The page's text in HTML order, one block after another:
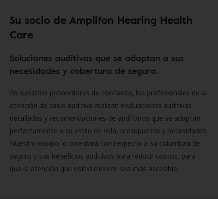
Su socio de Amplifon Hearing Health
Care
Soluciones auditivas que se adaptan a sus
necesidades y cobertura de seguro.
En nuestros proveedores de confianza, los profesionales de la
atención de salud auditiva realizan evaluaciones auditivas
detalladas y recomendaciones de audífonos que se adaptan
perfectamente a su estilo de vida, presupuesto y necesidades.
Nuestro equipo lo orientará con respecto a su cobertura de
seguro y sus beneficios auditivos para reducir costos, para
que la atención que usted merece sea más accesible.